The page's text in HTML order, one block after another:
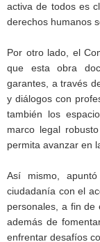
activa de todos es
derechos humanos
Por otro lado, el
que esta obra
garantes, a través
y diálogos con
también los
marco legal
permita avanzar en
Así mismo,
ciudadanía con el
personales, a fin de
además de
enfrentar desafíos